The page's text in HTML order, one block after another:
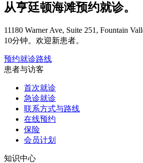
从亨廷顿海滩预约就诊。
11180 Warner Ave, Suite 251, Fountain
10分钟。欢迎新患者。
预约就诊路线
患者与访客
首次就诊
急诊就诊
联系方式与路线
在线预约
保险
会员计划
知识中心